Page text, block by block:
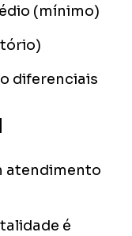
(mínimo)
diferenciais
atendimento
é